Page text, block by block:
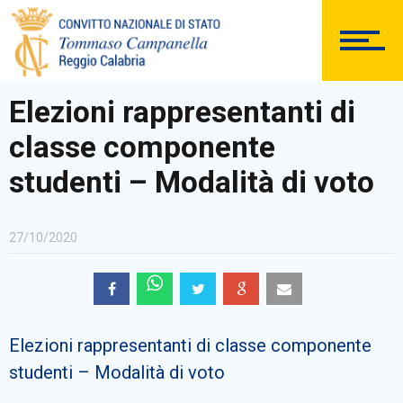
SEGRETERIA
DOCUMENTAZIONE
Comunicazioni Esterne
Elezioni rappresentanti di
classe componente
studenti – Modalità di voto
27/10/2020
Elezioni rappresentanti di classe componente
studenti – Modalità di voto